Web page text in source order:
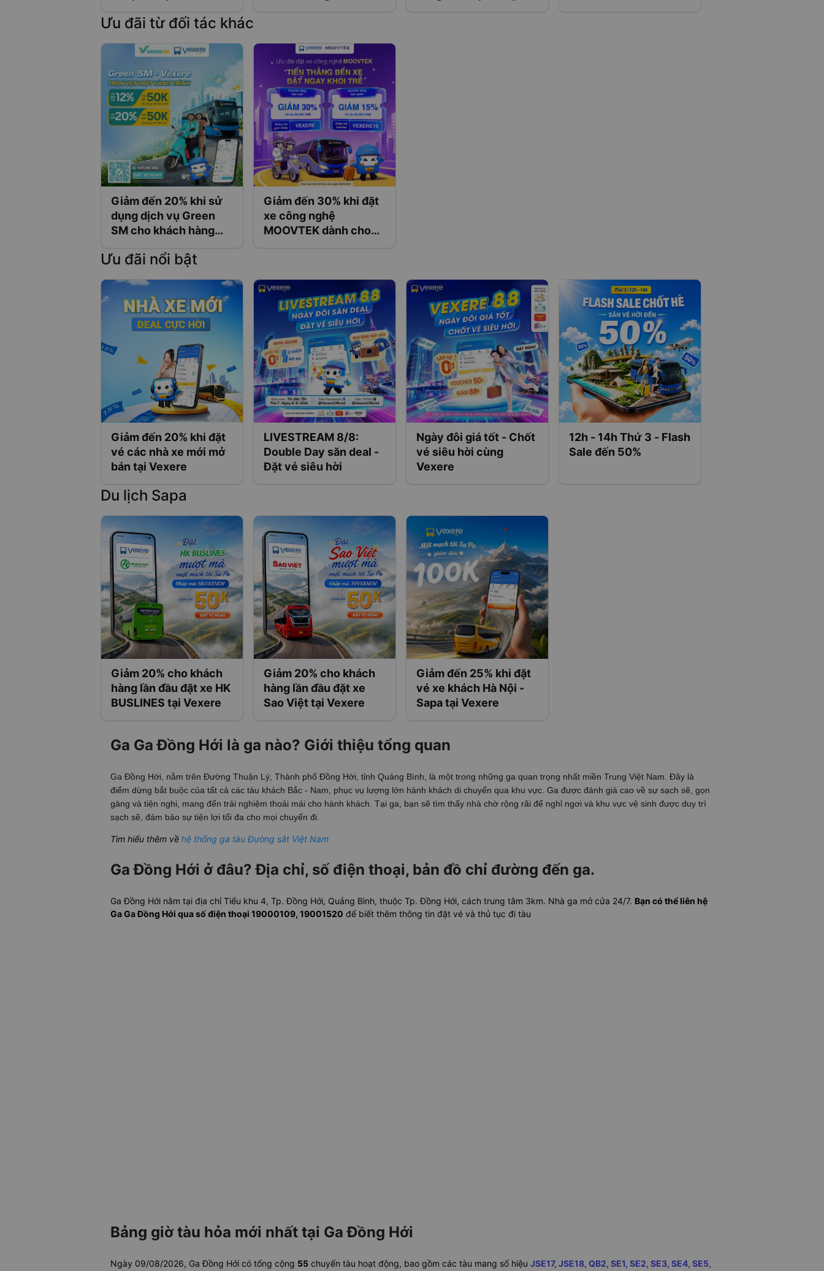
Ưu đãi từ đối tác khác
Giảm đến 20% khi sử
dụng dịch vụ Green
SM cho khách hàng
Giảm đến 30% khi đặt
xe công nghệ
MOOVTEK dành cho
Ưu đãi nổi bật
Giảm đến 20% khi đặt
vé các nhà xe mới mở
bán tại Vexere
LIVESTREAM 8/8:
Double Day săn deal -
Đặt vé siêu hời
Ngày đôi giá tốt - Chốt
vé siêu hời cùng
Vexere
12h - 14h Thứ 3 - Flash
Sale đến 50%
Du lịch Sapa
Giảm 20% cho khách
hàng lần đầu đặt xe HK
BUSLINES tại Vexere
Giảm 20% cho khách
hàng lần đầu đặt xe
Sao Việt tại Vexere
Giảm đến 25% khi đặt
vé xe khách Hà Nội -
Sapa tại Vexere
Ga Ga Đồng Hới là ga nào? Giới thiệu tổng quan
Ga Đồng Hới, nằm trên Đường Thuận Lý, Thành phố Đồng Hới, tỉnh Quảng Bình, là một trong những ga quan trọng nhất miền Trung Việt Nam. Đây là
điểm dừng bắt buộc của tất cả các tàu khách Bắc - Nam, phục vụ lượng lớn hành khách di chuyển qua khu vực. Ga được đánh giá cao về sự sạch sẽ, gọn
gàng và tiện nghi, mang đến trải nghiệm thoải mái cho hành khách. Tại ga, bạn sẽ tìm thấy nhà chờ rộng rãi để nghỉ ngơi và khu vực vệ sinh được duy trì
sạch sẽ, đảm bảo sự tiện lợi tối đa cho mọi chuyến đi.
Tìm hiểu thêm về hệ thống ga tàu Đường sắt Việt Nam
Ga Đồng Hới ở đâu? Địa chỉ, số điện thoại, bản đồ chỉ đường đến ga.
Ga Đồng Hới nằm tại địa chỉ Tiểu khu 4, Tp. Đồng Hới, Quảng Bình, thuộc Tp. Đồng Hới, cách trung tâm 3km. Nhà ga mở cửa 24/7. Bạn có thể liên hệ
Ga Ga Đồng Hới qua số điện thoại 19000109, 19001520 để biết thêm thông tin đặt vé và thủ tục đi tàu
Bảng giờ tàu hỏa mới nhất tại Ga Đồng Hới
Ngày 09/08/2026, Ga Đồng Hới có tổng cộng 55 chuyến tàu hoạt động, bao gồm các tàu mang số hiệu JSE17, JSE18, QB2, SE1, SE2, SE3, SE4, SE5,